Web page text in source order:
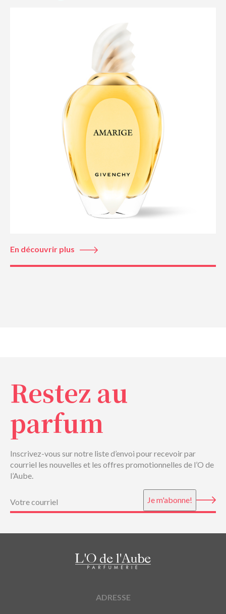
En découvrir plus
Restez au
parfum
Inscrivez-vous sur notre liste d’envoi pour recevoir par
courriel les nouvelles et les offres promotionnelles de l’O de
l’Aube.
Je m'abonne!
ADRESSE